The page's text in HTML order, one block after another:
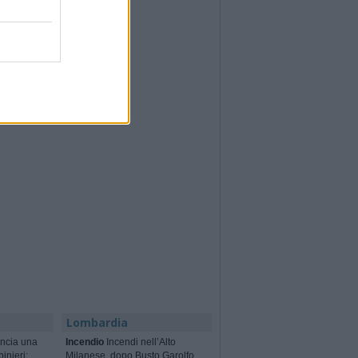
una
Lombardia
Incendio Incendi nell’Alto